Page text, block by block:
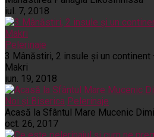
iul. 7, 2018
Pelerinaje
3 Mânăstiri, 2 insule și un continent
Makri
iun. 19, 2018
Noi și Biserica Pelerinaje
Acasă la Sfântul Mare Mucenic
oct. 26, 2017